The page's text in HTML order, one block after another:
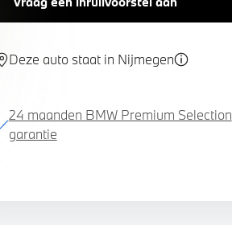
Deze auto staat in Nijmegen
24 maanden BMW Premium Selection
garantie